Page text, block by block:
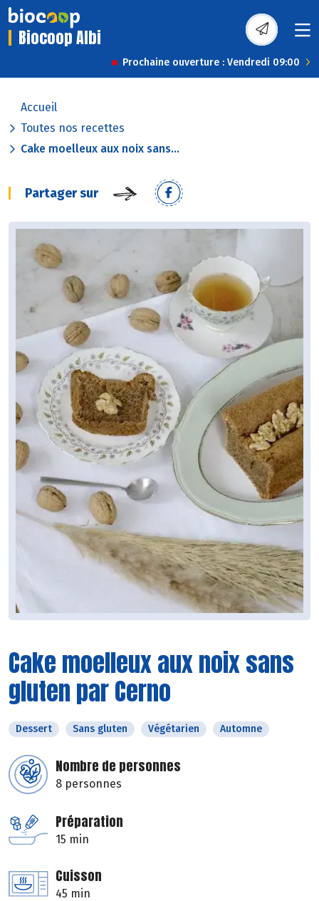
Biocoop Albi
Prochaine ouverture : Vendredi 09:00
Accueil
Toutes nos recettes
Cake moelleux aux noix sans...
Partager sur
Cake moelleux aux noix sans
gluten par Cerno
Dessert Sans gluten Végétarien Automne
Nombre de personnes
8 personnes
Préparation
15 min
Cuisson
45 min